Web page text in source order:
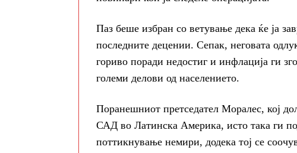
Паз беше избран со ветување дека ќе ја
последните децении. Сепак, неговата
гориво поради недостиг и инфлација ги
големи делови од населението.
Поранешниот претседател Моралес, кој
САД во Латинска Америка, исто така ги
поттикнување немири, додека тој се